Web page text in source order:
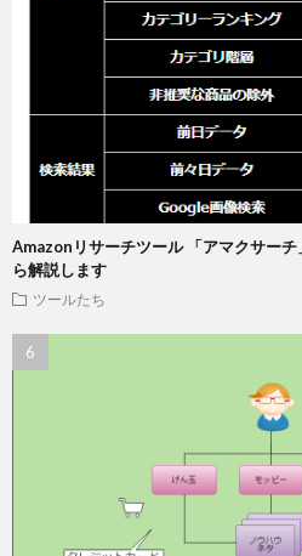
Amazonリサーチツール 「アマクサー
ら解説します
ツールたち